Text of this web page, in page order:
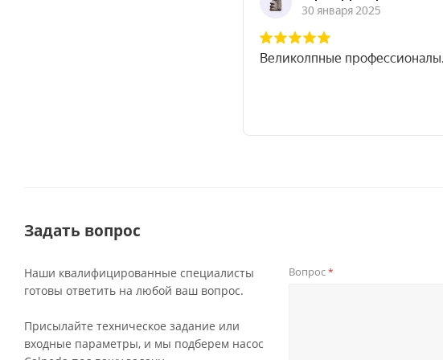
Задать вопрос
Наши квалифицированные специалисты
готовы ответить на любой ваш вопрос.
Присылайте техническое задание или
входные параметры, и мы подберем насос
Вопрос*